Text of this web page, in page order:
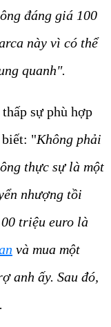
đáng giá 100
này vì có thể
quanh".
sự phù hợp
biết: "Không phải
thực sự là một
nhượng tồi
triệu euro là
và mua một
anh ấy. Sau đó,